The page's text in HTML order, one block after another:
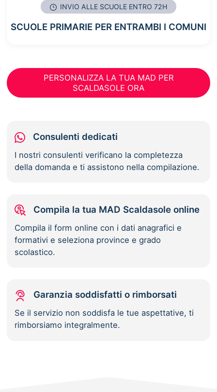
INVIO ALLE SCUOLE ENTRO 72H
SCUOLE PRIMARIE PER ENTRAMBI I COMUNI
PERSONALIZZA LA TUA MAD PER
SCALDASOLE ORA
Consulenti dedicati
I nostri consulenti verificano la completezza
della domanda e ti assistono nella compilazione.
Compila la tua MAD Scaldasole online
Compila il form online con i dati anagrafici e
formativi e seleziona province e grado
scolastico.
Garanzia soddisfatti o rimborsati
Se il servizio non soddisfa le tue aspettative, ti
rimborsiamo integralmente.